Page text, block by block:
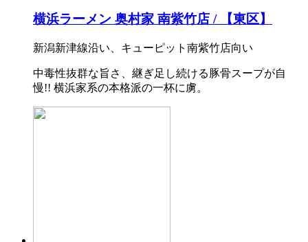
横浜ラーメン 奥村家 南紫竹店 / 【東区】
新潟新津線沿い、キューピット南紫竹店向い
中毒性抜群な旨さ、継ぎ足し続ける豚骨スープが自
慢!! 横浜家系の本格派の一杯に虜。